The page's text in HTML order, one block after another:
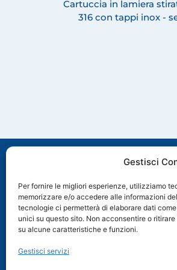
Gestisci
Per fornire le migliori esperienze, utilizziamo
memorizzare e/o accedere alle informazioni
tecnologie ci permetterà di elaborare dati
unici su questo sito. Non acconsentire o
su alcune caratteristiche e funzioni.
Gestisci servizi
Cartuccia in lamiera
316 con tappi inox -
Via Molveno, 8 35035 Mestrino
+39 049 89 74 006
+39 049 89 78 649
acquabrevetti95@pec.it